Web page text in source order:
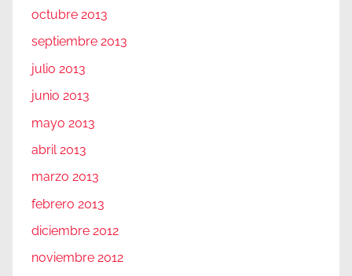
octubre 2013
septiembre 2013
julio 2013
junio 2013
mayo 2013
abril 2013
marzo 2013
febrero 2013
diciembre 2012
noviembre 2012